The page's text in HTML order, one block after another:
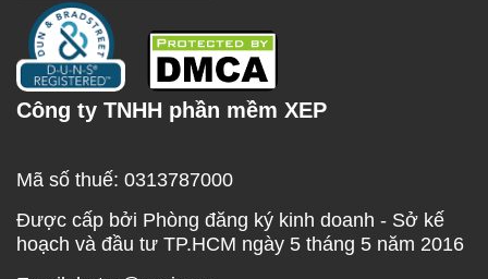
Công ty TNHH phần mềm XEP
Mã số thuế: 0313787000
Được cấp bởi Phòng đăng ký kinh doanh - Sở kế
hoạch và đầu tư TP.HCM ngày 5 tháng 5 năm 2016